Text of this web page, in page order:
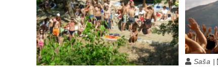
Saša |